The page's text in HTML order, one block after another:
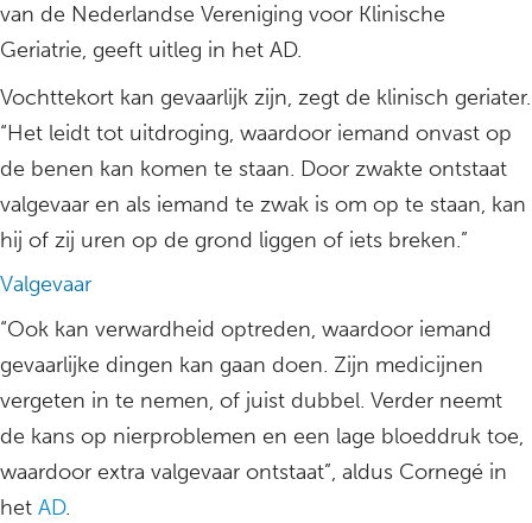
van de Nederlandse Vereniging voor Klinische
Geriatrie, geeft uitleg in het AD.
Vochttekort kan gevaarlijk zijn, zegt de klinisch geriater.
“Het leidt tot uitdroging, waardoor iemand onvast op
de benen kan komen te staan. Door zwakte ontstaat
valgevaar en als iemand te zwak is om op te staan, kan
hij of zij uren op de grond liggen of iets breken.”
Valgevaar
“Ook kan verwardheid optreden, waardoor iemand
gevaarlijke dingen kan gaan doen. Zijn medicijnen
vergeten in te nemen, of juist dubbel. Verder neemt
de kans op nierproblemen en een lage bloeddruk toe,
waardoor extra valgevaar ontstaat”, aldus Cornegé in
het AD.